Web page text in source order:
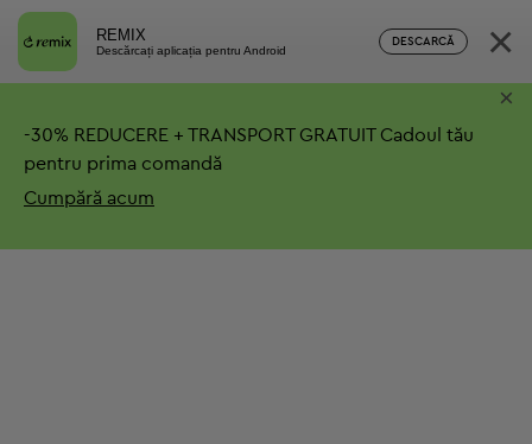
REMIX
Descărcați aplicația pentru Android
DESCARCĂ ×
-30% REDUCERE + TRANSPORT GRATUITCadoul tău
pentru prima comandă
Cumpără acum
×